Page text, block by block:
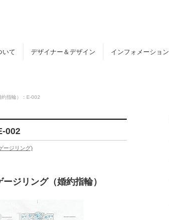
いて デザイナー＆デザイン インフォメーション
約指輪）：E-002
002
ージリング)
ジリング（婚約指輪）